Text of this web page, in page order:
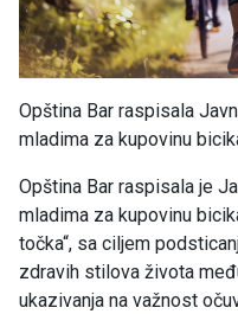
Opština Bar raspisala
mladima za kupovinu
Opština Bar raspisala je
mladima za kupovinu
točka“, sa ciljem
zdravih stilova života
ukazivanja na važnost